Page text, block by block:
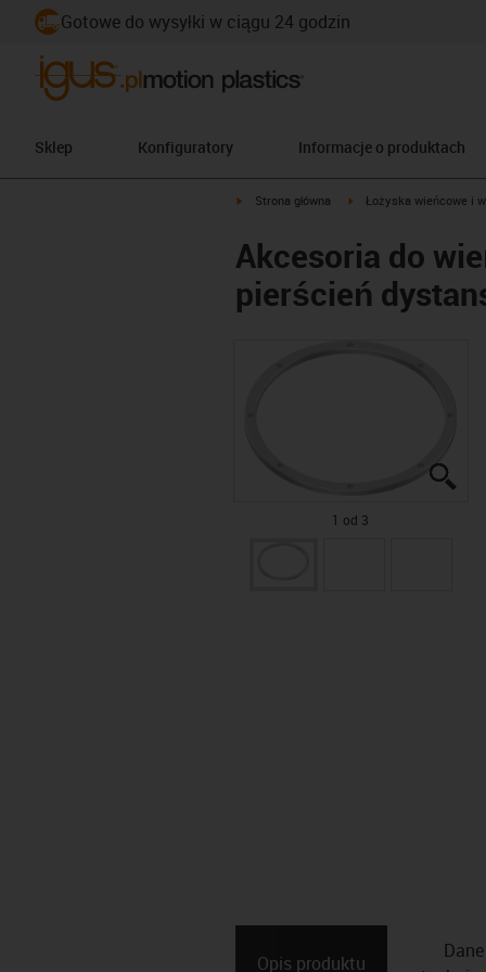
Gotowe do wysyłki w ciągu 24 godzin
Sklep Konfiguratory Informacje o produktach
igus-icon-arrow-right
Strona główna igus-icon-arrow-right
Łożyska wieńcowe i
Akcesoria do
pierścień
1 od 3
Opis ­produktu
Dane